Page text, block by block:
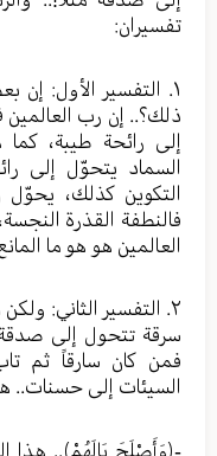
تفسيران:
١. التفسير الأول: إن
ذلك؟.. إن رب العالمين
إلى رائحة طيبة، كما
السماد يتحوّل إلى
التكوين كذلك،
فالنطفة القذرة
العالمين هو هو ما
٢. التفسير الثاني:
سرقة تتحول إلى
فمن كان سارقاً ثم
السيئات إلى حسنات..
-﴿وَأَصْلَحَ بَالَهُمْ﴾.. هذا